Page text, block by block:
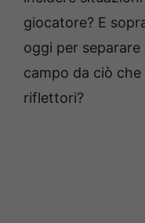
giocatore? E
oggi per
campo da ciò
riflettori?